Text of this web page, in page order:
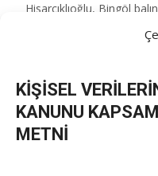
KİŞİSEL
KANUNU
METNİ
Hisarcıklıoğlu, Bingöl
bal olduğunun altını
geçen herkesi
kutluyorum. Avrupa
işaret ve 5 geleneksel